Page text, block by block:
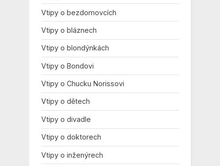
Vtipy o bezdomovcích
Vtipy o bláznech
Vtipy o blondýnkách
Vtipy o Bondovi
Vtipy o Chucku Norissovi
Vtipy o dětech
Vtipy o divadle
Vtipy o doktorech
Vtipy o inženýrech